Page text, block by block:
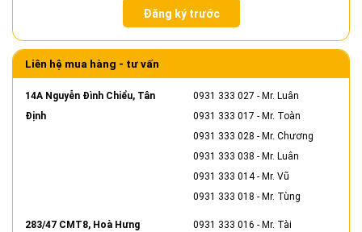
Đăng ký trước
Liên hệ mua hàng - tư vấn
14A Nguyễn Đình Chiểu, Tân
Định
0931 333 027 - Mr. Luân
0931 333 017 - Mr. Toàn
0931 333 028 - Mr. Chương
0931 333 038 - Mr. Luân
0931 333 014- Mr. Vũ
0931 333 018 - Mr. Tùng
283/47 CMT8, Hoà Hưng 0931 333 016 - Mr. Tài